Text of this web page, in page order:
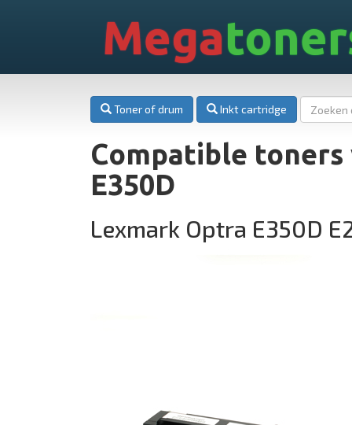
Mega
Toner of drum Inkt cartridge
Compatible
E350D
Lexmark Optra E350D